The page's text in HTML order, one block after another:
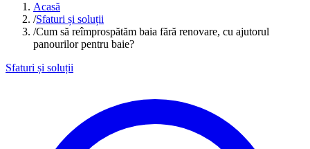
Acasă
/Sfaturi și soluții
/Cum să reîmprospătăm baia fără renovare, cu ajutorul
panourilor pentru baie?
Sfaturi și soluții